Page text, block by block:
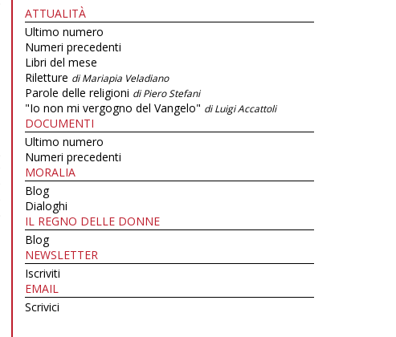
ATTUALITÀ
Ultimo numero
Numeri precedenti
Libri del mese
Riletture di Mariapia Veladiano
Parole delle religioni di Piero Stefani
"Io non mi vergogno del Vangelo" di Luigi Accattoli
DOCUMENTI
Ultimo numero
Numeri precedenti
MORALIA
Blog
Dialoghi
IL REGNO DELLE DONNE
Blog
NEWSLETTER
Iscriviti
EMAIL
Scrivici